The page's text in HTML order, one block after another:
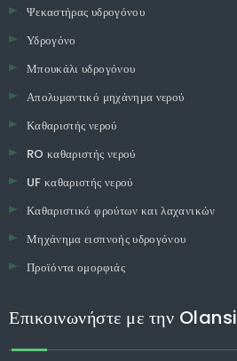
Ψεκαστήρας υδρογόνου
Υδρογόνο
Μπουκάλι υδρογόνου
Απολυμαντικό μηχάνημα νερού
Καθαριστής νερού
RO καθαριστής νερού
UF καθαριστής νερού
Καθαριστικό φρούτων και λαχανικών
Μηχάνημα εισπνοής υδρογόνου
Προϊόντα ομορφιάς
Επικοινωνήστε με την Olansi